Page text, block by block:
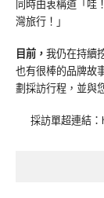
同時由衷稱道「哇
灣旅行！」
目前， 我仍在持續
也有很棒的品牌故
劃採訪行程，並與
採訪單超連結：